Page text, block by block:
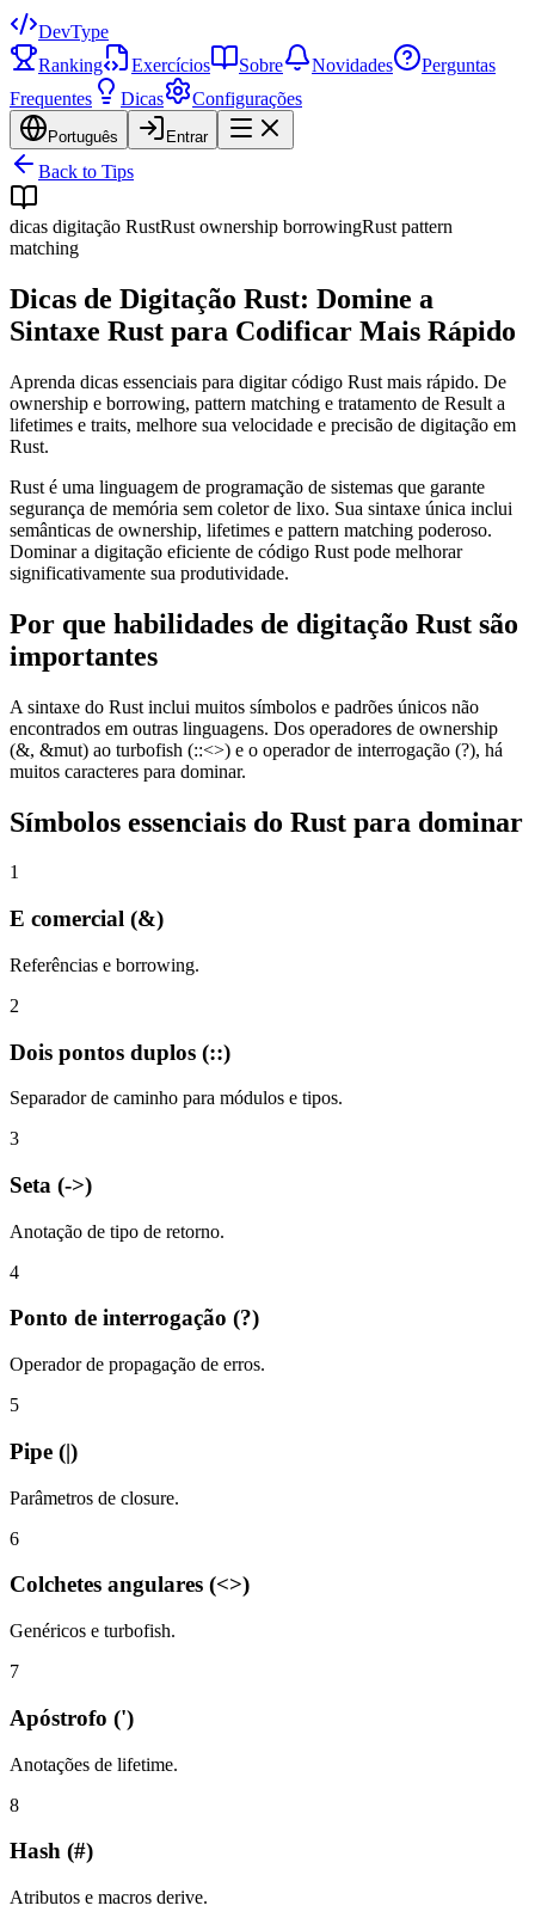
DevType
Ranking
Exercícios Sobre Novidades
Perguntas
Frequentes
Dicas Configurações
Português Entrar
Back to Tips
dicas digitação RustRust ownership borrowingRust pattern
matching
Dicas de Digitação Rust: Domine a
Sintaxe Rust para Codificar Mais Rápido
Aprenda dicas essenciais para digitar código Rust mais rápido. De
ownership e borrowing, pattern matching e tratamento de Result a
lifetimes e traits, melhore sua velocidade e precisão de digitação em
Rust.
Rust é uma linguagem de programação de sistemas que garante
segurança de memória sem coletor de lixo. Sua sintaxe única inclui
semânticas de ownership, lifetimes e pattern matching poderoso.
Dominar a digitação eficiente de código Rust pode melhorar
significativamente sua produtividade.
Por que habilidades de digitação Rust são
importantes
A sintaxe do Rust inclui muitos símbolos e padrões únicos não
encontrados em outras linguagens. Dos operadores de ownership
(&, &mut) ao turbofish (::<>) e o operador de interrogação (?), há
muitos caracteres para dominar.
Símbolos essenciais do Rust para dominar
1
E comercial (&)
Referências e borrowing.
2
Dois pontos duplos (::)
Separador de caminho para módulos e tipos.
3
Seta (->)
Anotação de tipo de retorno.
4
Ponto de interrogação (?)
Operador de propagação de erros.
5
Pipe (|)
Parâmetros de closure.
6
Colchetes angulares (<>)
Genéricos e turbofish.
7
Apóstrofo (')
Anotações de lifetime.
8
Hash (#)
Atributos e macros derive.